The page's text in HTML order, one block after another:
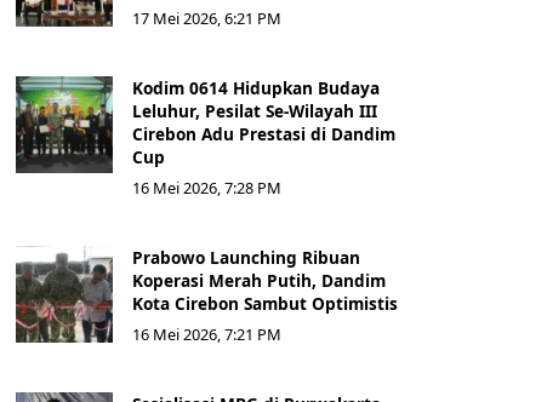
17 Mei 2026, 6:21 PM
Kodim 0614 Hidupkan Budaya
Leluhur, Pesilat Se-Wilayah III
Cirebon Adu Prestasi di Dandim
Cup
16 Mei 2026, 7:28 PM
Prabowo Launching Ribuan
Koperasi Merah Putih, Dandim
Kota Cirebon Sambut Optimistis
16 Mei 2026, 7:21 PM